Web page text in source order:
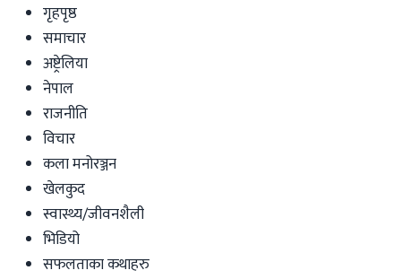
गृहपृष्ठ
समाचार
अष्ट्रेलिया
नेपाल
राजनीति
विचार
कला मनोरञ्जन
खेलकुद
स्वास्थ्य/जीवनशैली
भिडियो
सफलताका कथाहरु